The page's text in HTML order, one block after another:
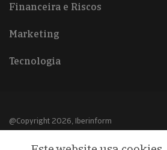
Financeira e Riscos
Marketing
Tecnologia
@Copyright 2026, Iberinform